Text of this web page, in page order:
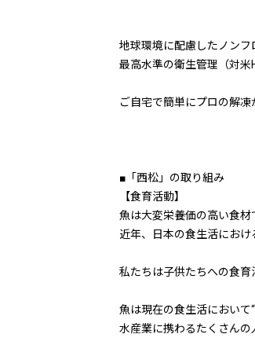
地球環境に配慮したノン
最高水準の衛生管理（対米
ご自宅で簡単にプロの解凍
■「西松」の取り組み
【食育活動】
魚は大変栄養価の高い食材
近年、日本の食生活におけ
私たちは子供たちへの食育
魚は現在の食生活において
水産業に携わるたくさん